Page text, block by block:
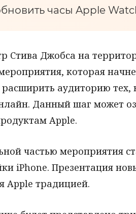
часы Apple
Стива Джобса на
которая
аудиторию тех,
Данный шаг может
Apple.
частью мероприятия
iPhone. Презентация
Apple традицией.